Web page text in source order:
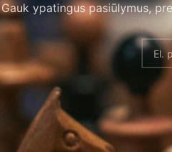
Gauk ypatingus pasiūlymus,